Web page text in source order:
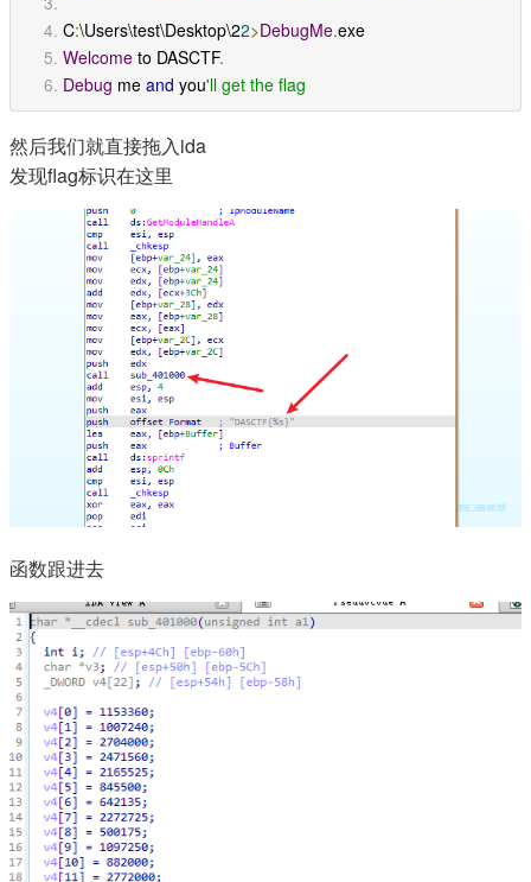
C:\Users\test\Desktop\22>DebugMe.exe
Welcome to DASCTF.
Debug me and you'll get the flag
然后我们就直接拖入ida
发现flag标识在这里
函数跟进去